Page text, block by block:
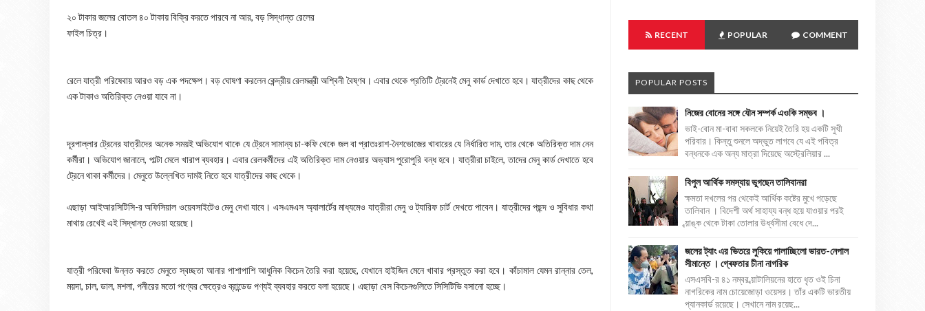
২০ টাকার জলের বোতল ৪০ টাকায় বিক্রি করতে পারবে না আর, বড় সিদ্ধান্ত রেলের
ফাইল চিত্র।
রেলে যাত্রী পরিষেবায় আরও বড় এক পদক্ষেপ। বড় ঘোষণা করলেন কেন্দ্রীয় রেলমন্ত্রী অশ্বিনী বৈষ্ণব। এবার থেকে প্রতিটি ট্রেনেই মেনু কার্ড দেখাতে হবে। যাত্রীদের কাছ থেকে
এক টাকাও অতিরিক্ত নেওয়া যাবে না।
দূরপাল্লার ট্রেনের যাত্রীদের অনেক সময়ই অভিযোগ থাকে যে ট্রেনে সামান্য চা-কফি থেকে জল বা প্রাতঃরাশ-নৈশভোজের খাবারের যে নির্ধারিত দাম, তার থেকে অতিরিক্ত দাম নেন
কর্মীরা। অভিযোগ জানালে, পাল্টা মেলে খারাপ ব্যবহার। এবার রেলকর্মীদের এই অতিরিক্ত দাম নেওয়ার অভ্যাস পুরোপুরি বন্ধ হবে। যাত্রীরা চাইলে, তাদের মেনু কার্ড দেখাতে হবে
ট্রেনে থাকা কর্মীদের। মেনুতে উল্লেখিত দামই নিতে হবে যাত্রীদের কাছ থেকে।
এছাড়া আইআরসিটিসি-র অফিসিয়াল ওয়েবসাইটেও মেনু দেখা যাবে। এসএমএস অ্যালার্টের মাধ্যমেও যাত্রীরা মেনু ও ট্যারিফ চার্ট দেখতে পাবেন। যাত্রীদের পছন্দ ও সুবিধার কথা
মাথায় রেখেই এই সিদ্ধান্ত নেওয়া হয়েছে।
যাত্রী পরিষেবা উন্নত করতে মেনুতে স্বচ্ছতা আনার পাশাপাশি আধুনিক কিচেন তৈরি করা হয়েছে, যেখানে হাইজিন মেনে খাবার প্রস্তুত করা হবে। কাঁচামাল যেমন রান্নার তেল,
ময়দা, চাল, ডাল, মশলা, পনীরের মতো পণ্যের ক্ষেত্রেও ব্রান্ডেড পণ্যই ব্যবহার করতে বলা হয়েছে। এছাড়া বেস কিচেনগুলিতে সিসিটিভি বসানো হচ্ছে।
RECENT POPULAR COMMENT
POPULAR POSTS
নিজের বোনের সঙ্গে যৌন সম্পর্ক এওকি সম্ভব ।
ভাই-বোন মা-বাবা সকলকে নিয়েই তৈরি হয় একটি সুখী
পরিবার। কিন্তু শুনলে অদ্ভুত লাগবে যে এই পবিত্র
বন্ধনকে এক অন্য মাত্রা দিয়েছে অস্ট্রেলিয়ার ...
বিপুল আর্থিক সমস্যায় ভুগছেন তালিবানরা
ক্ষমতা দখলের পর থেকেই আর্থিক কষ্টের মুখে পড়েছে
তালিবান । বিদেশী অর্থ সাহায্য বন্ধ হয়ে যাওয়ার পরই
ব্য়াঙ্ক থেকে টাকা তোলার উর্ধ্বসীমা বেধে দে...
জলের ট্যাং এর ভিতরে লুকিয়ে পালাচ্ছিলো ভারত-নেপাল
সীমান্তে । গ্ৰেফতার চীনা নাগরিক
এসএসবি-র ৪১ নম্বর ব্য়াটালিয়নের হাতে ধৃত ওই চিনা
নাগরিকের নাম চোয়েজোড়া ওয়েসর। তাঁর একটি ভারতীয়
প্যানকার্ড রয়েছে। সেখানে নাম রয়েছ...